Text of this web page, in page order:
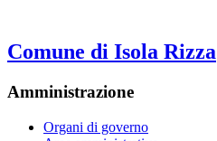
Comune di Isola Rizza
Amministrazione
Organi di governo